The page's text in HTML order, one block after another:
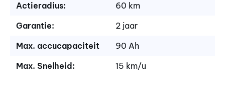
Actieradius:
60 km
Garantie:
2 jaar
Max. accucapaciteit
90 Ah
Max. Snelheid:
15 km/u